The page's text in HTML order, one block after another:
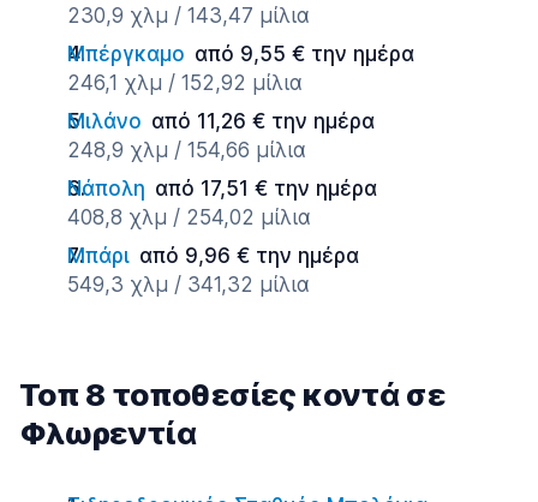
230,9 χλμ / 143,47 μίλια
Μπέργκαμο από 9,55 € την ημέρα
246,1 χλμ / 152,92 μίλια
Μιλάνο από 11,26 € την ημέρα
248,9 χλμ / 154,66 μίλια
Νάπολη από 17,51 € την ημέρα
408,8 χλμ / 254,02 μίλια
Μπάρι από 9,96 € την ημέρα
549,3 χλμ / 341,32 μίλια
Τοπ 8 τοποθεσίες κοντά σε
Φλωρεντία